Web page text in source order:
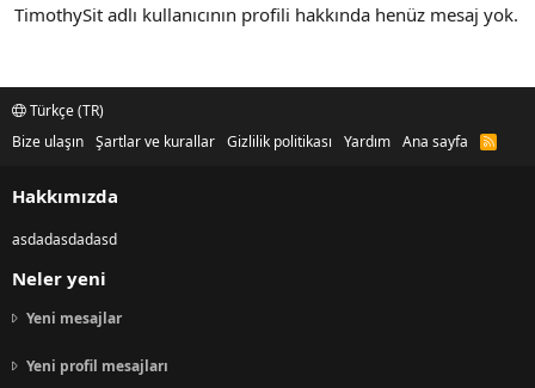
TimothySit adlı kullanıcının profili hakkında henüz mesaj yok.
Türkçe (TR)
Bize ulaşın Şartlar ve kurallar Gizlilik politikası Yardım Ana sayfa
R
Hakkımızda
asdadasdadasd
Neler yeni
Yeni mesajlar
Yeni profil mesajları